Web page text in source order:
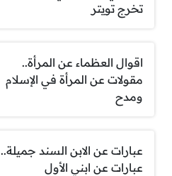
تخرج تويتر
اقوال العظماء عن المرأة..
مقولات عن المرأة في الإسلام
ومدح
عبارات عن الابن السند جميلة..
عبارات عن ابني الأول